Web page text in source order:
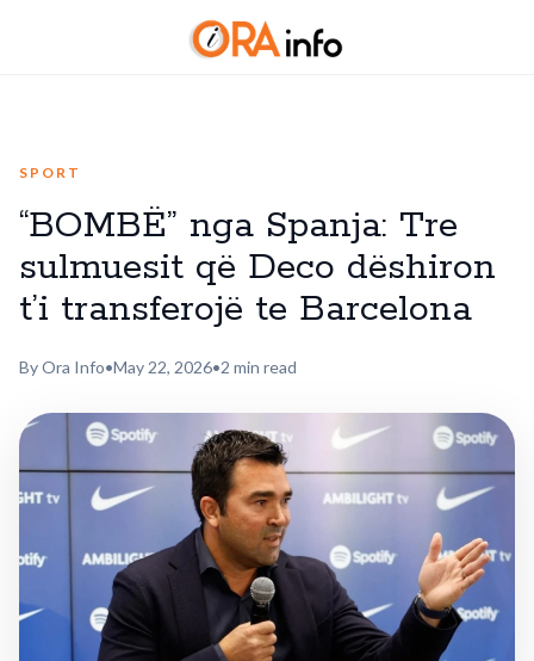
SPORT
“BOMBË” nga Spanja: Tre
sulmuesit që Deco dëshiron
t’i transferojë te Barcelona
By Ora Info•May 22, 2026•2 min read